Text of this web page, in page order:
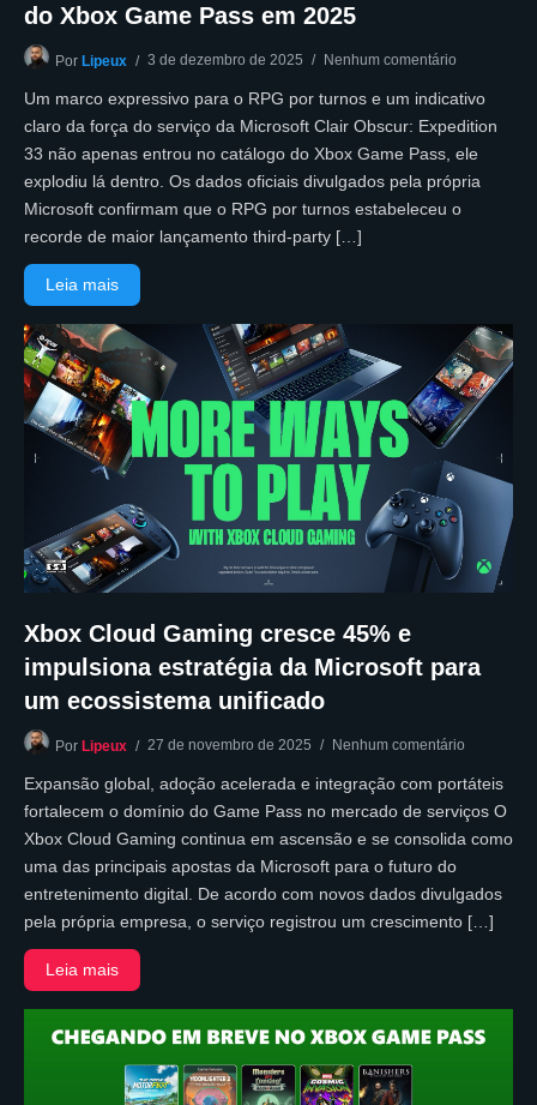
do Xbox Game Pass em 2025
Por Lipeux 3 de dezembro de 2025 Nenhum comentário
Um marco expressivo para o RPG por turnos e um indicativo
claro da força do serviço da Microsoft Clair Obscur: Expedition
33 não apenas entrou no catálogo do Xbox Game Pass, ele
explodiu lá dentro. Os dados oficiais divulgados pela própria
Microsoft confirmam que o RPG por turnos estabeleceu o
recorde de maior lançamento third-party […]
Leia mais
Xbox Cloud Gaming cresce 45% e
impulsiona estratégia da Microsoft para
um ecossistema unificado
Por Lipeux 27 de novembro de 2025 Nenhum comentário
Expansão global, adoção acelerada e integração com portáteis
fortalecem o domínio do Game Pass no mercado de serviços O
Xbox Cloud Gaming continua em ascensão e se consolida como
uma das principais apostas da Microsoft para o futuro do
entretenimento digital. De acordo com novos dados divulgados
pela própria empresa, o serviço registrou um crescimento […]
Leia mais